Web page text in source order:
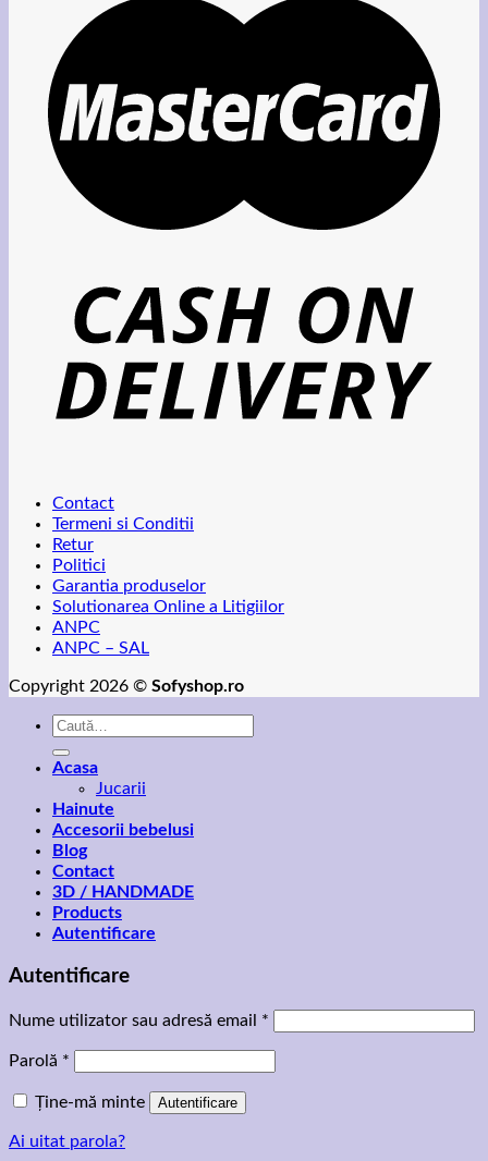
Contact
Termeni si Conditii
Retur
Politici
Garantia produselor
Solutionarea Online a Litigiilor
ANPC
ANPC – SAL
Copyright 2026 © Sofyshop.ro
Caută
Acasa
Jucarii
Hainute
Accesorii bebelusi
Blog
Contact
3D / HANDMADE
Products
Autentificare
Autentificare
Nume utilizator sau adresă email *
Parolă *
Ține-mă minte Autentificare
Ai uitat parola?